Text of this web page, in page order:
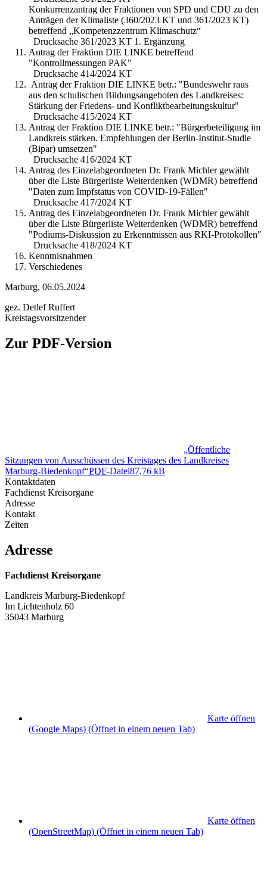
Konkurrenzantrag der Fraktionen von SPD und CDU zu den
Anträgen der Klimaliste (360/2023 KT und 361/2023 KT)
betreffend „Kompetenzzentrum Klimaschutz“
Drucksache 361/2023 KT 1. Ergänzung
Antrag der Fraktion DIE LINKE betreffend
"Kontrollmessungen PAK"
Drucksache 414/2024 KT
Antrag der Fraktion DIE LINKE betr.: "Bundeswehr raus
aus den schulischen Bildungsangeboten des Landkreises:
Stärkung der Friedens- und Konfliktbearbeitungskultur"
Drucksache 415/2024 KT
Antrag der Fraktion DIE LINKE betr.: "Bürgerbeteiligung im
Landkreis stärken. Empfehlungen der Berlin-Institut-Studie
(Bipar) umsetzen"
Drucksache 416/2024 KT
Antrag des Einzelabgeordneten Dr. Frank Michler gewählt
über die Liste Bürgerliste Weiterdenken (WDMR) betreffend
"Daten zum Impfstatus von COVID-19-Fällen"
Drucksache 417/2024 KT
Antrag des Einzelabgeordneten Dr. Frank Michler gewählt
über die Liste Bürgerliste Weiterdenken (WDMR) betreffend
"Podiums-Diskussion zu Erkenntnissen aus RKI-Protokollen"
Drucksache 418/2024 KT
Kenntnisnahmen
Verschiedenes
Marburg, 06.05.2024
gez. Detlef Ruffert
Kreistagsvorsitzender
Zur PDF-Version
„Öffentliche
Sitzungen von Ausschüssen des Kreistages des Landkreises
Marburg-Biedenkopf“PDF-Datei87,76 kB
Kontaktdaten
Fachdienst Kreisorgane
Adresse
Kontakt
Zeiten
Adresse
Fachdienst Kreisorgane
Landkreis Marburg-Biedenkopf
Im Lichtenholz 60
35043 Marburg
Karte öffnen
(Google Maps) (Öffnet in einem neuen Tab)
Karte öffnen
(OpenStreetMap) (Öffnet in einem neuen Tab)